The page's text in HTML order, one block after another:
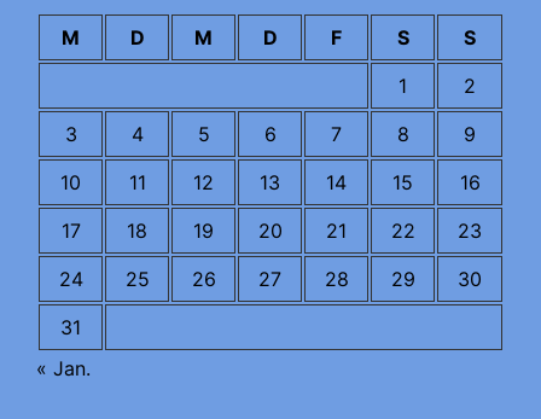
M D M D F S
S
1
2
3
4 5 6 7 8
9
10
11 12 13 14 15
16
17
18 19 20 21 22
23
24
25 26 27 28 29
30
31
« Jan.